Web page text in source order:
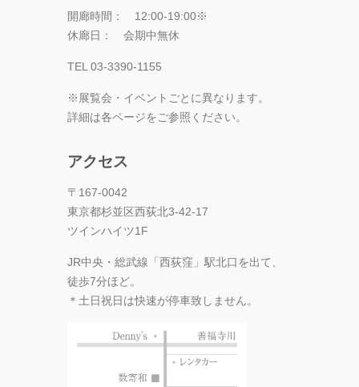
開廊時間： 12:00-19:00※
休廊日： 会期中無休
TEL 03-3390-1155
※展覧会・イベントごとに異なります。
詳細は各ページをご参照ください。
アクセス
〒167-0042
東京都杉並区西荻北3-42-17
ツインハイツ1F
JR中央・総武線「西荻窪」駅北口を出て、
徒歩7分ほど。
＊土日祝日は快速が停車致しません。